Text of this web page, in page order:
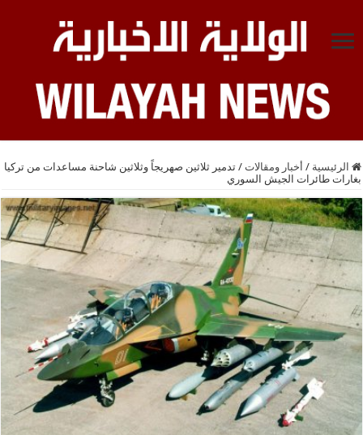
الرئيسية / أخبار ومقالات / تدمير ثلاثين صهريجاً وثلاثين شاحنة مساعدات من تركيا
بغارات طائرات الجيش السوري